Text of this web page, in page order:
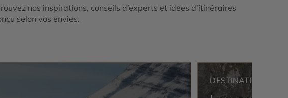
nos inspirations, conseils d’experts et idées d’itinéraires
selon vos envies.
DESTINATIONS